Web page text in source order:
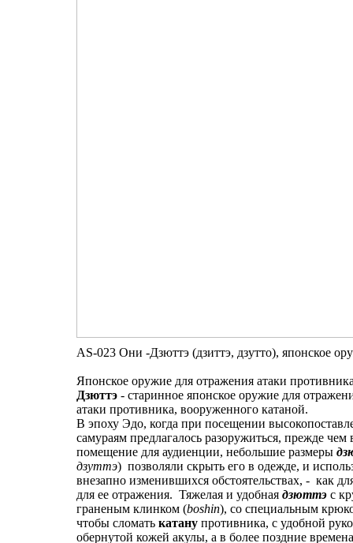
АS-023 Они -Дзюттэ (дзиттэ, дзутто), японское
Японское оружие для отражения атаки
Дзюттэ - старинное японское оружие для
атаки противника, вооруженного катаной.
В эпоху Эдо, когда при посещении
самураям предлагалось разоружиться, прежде чем
помещение для аудиенции, небольшие размеры
дзуттэ) позволяли скрыть его в одежде, и
внезапно изменившихся обстоятельствах, - как
для ее отражения. Тяжелая и удобная дзюттэ с
граненым клинком (boshin), со специальным
чтобы сломать катанупротивника, с удобной
обернутой кожей акулы, а в более поздние